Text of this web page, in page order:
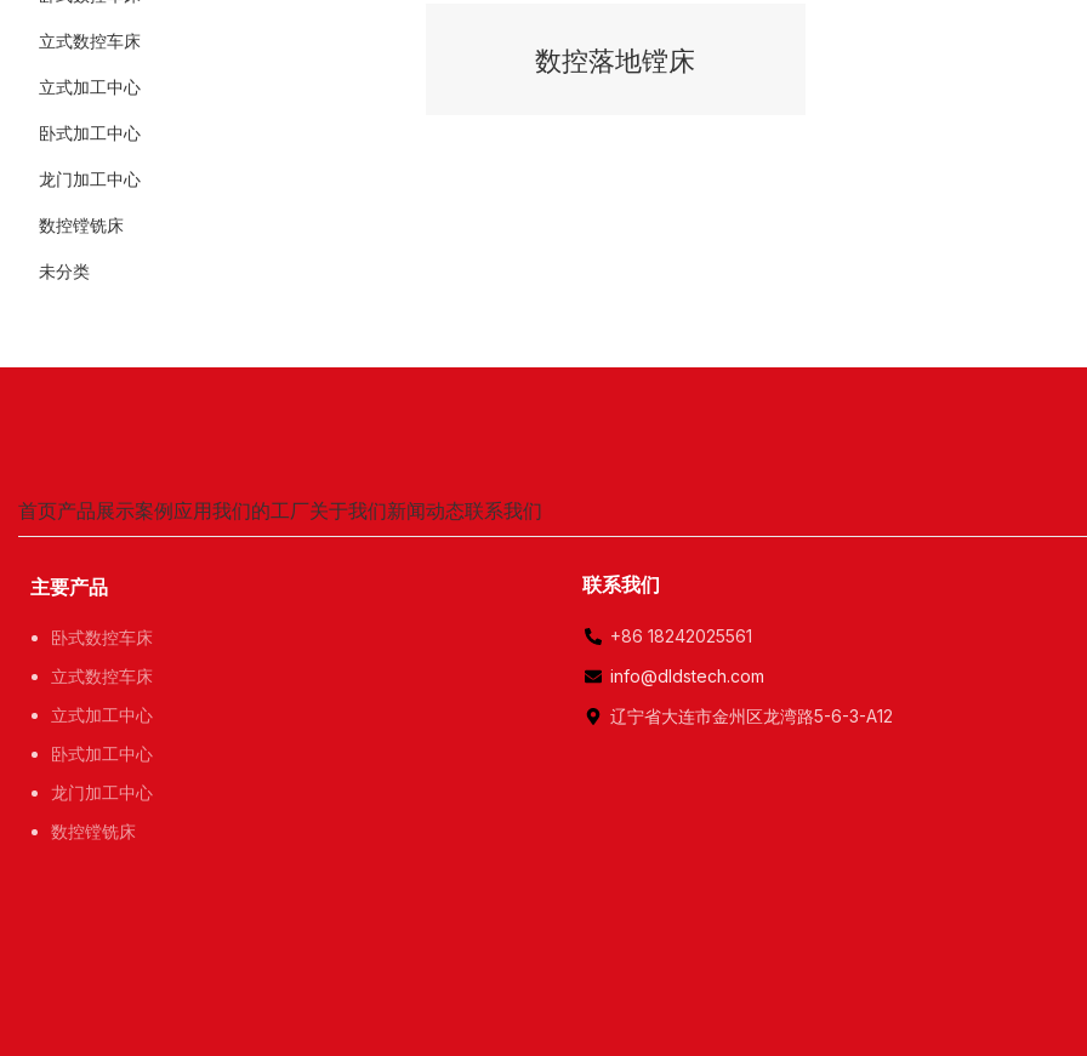
立式数控车床
立式加工中心
卧式加工中心
龙门加工中心
数控镗铣床
未分类
数控落地镗床
首页产品展示案例应用我们的工厂关于我们新闻动态联系我们
主要产品
卧式数控车床
立式数控车床
立式加工中心
卧式加工中心
龙门加工中心
数控镗铣床
联系我们
+86 18242025561
info@dldstech.com
辽宁省大连市金州区龙湾路5-6-3-A12